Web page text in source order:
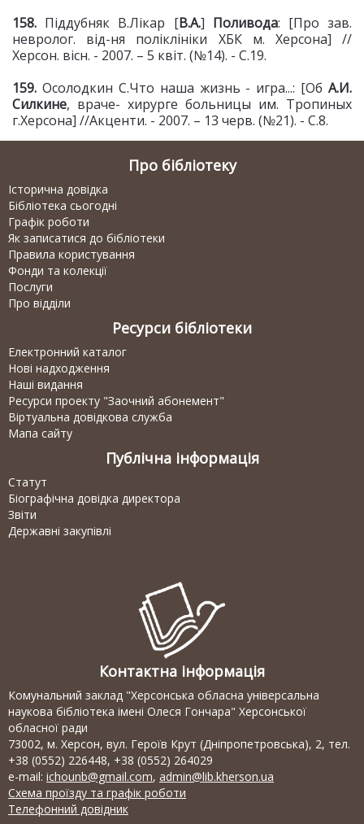
158. Піддубняк В.Лікар [В.А.] Поливода: [Про зав.
невролог. від-ня поліклініки ХБК м. Херсона] //
Херсон. вісн. - 2007. – 5 квіт. (№14). - С.19.
159. Осолодкин С.Что наша жизнь - игра...: [Об А.И.
Силкине, враче- хирурге больницы им. Тропиных
г.Херсона] //Акценти. - 2007. – 13 черв. (№21). - С.8.
Про бібліотеку
Історична довідка
Бібліотека сьогодні
Графік роботи
Як записатися до бібліотеки
Правила користування
Фонди та колекції
Послуги
Про відділи
Ресурси бібліотеки
Електронний каталог
Нові надходження
Наші видання
Ресурси проекту "Заочний абонемент"
Віртуальна довідкова служба
Мапа сайту
Публічна інформація
Статут
Біографічна довідка директора
Звіти
Державні закупівлі
Контактна інформація
Комунальний заклад "Херсонська обласна універсальна
наукова бібліотека імені Олеся Гончара" Херсонської
обласної ради
73002, м. Херсон, вул. Героїв Крут (Дніпропетровська), 2, тел.
+38 (0552) 226448, +38 (0552) 264029
e-mail: ichounb@gmail.com, admin@lib.kherson.ua
Схема проїзду та графік роботи
Телефонний довідник